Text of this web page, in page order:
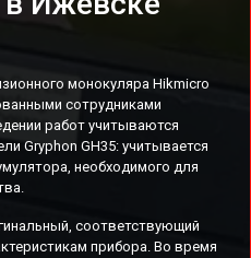
монокуляра Hikmicro
сотрудниками
работ учитываются
Gryphon GH35: учитывается
необходимого для
соответствующий
прибора. Во время